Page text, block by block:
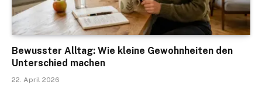
Bewusster Alltag: Wie kleine Gewohnheiten den
Unterschied machen
22. April 2026